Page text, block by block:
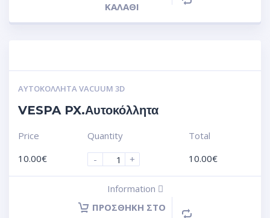
ΚΑΛΆΘΙ
ΑΥΤΟΚΌΛΛΗΤΑ VACUUM 3D
VESPA PX.Αυτοκόλλητα
Price
10.00€
Quantity
-
+
Total
10.00€
Information
ΠΡΟΣΘΉΚΗ ΣΤΟ